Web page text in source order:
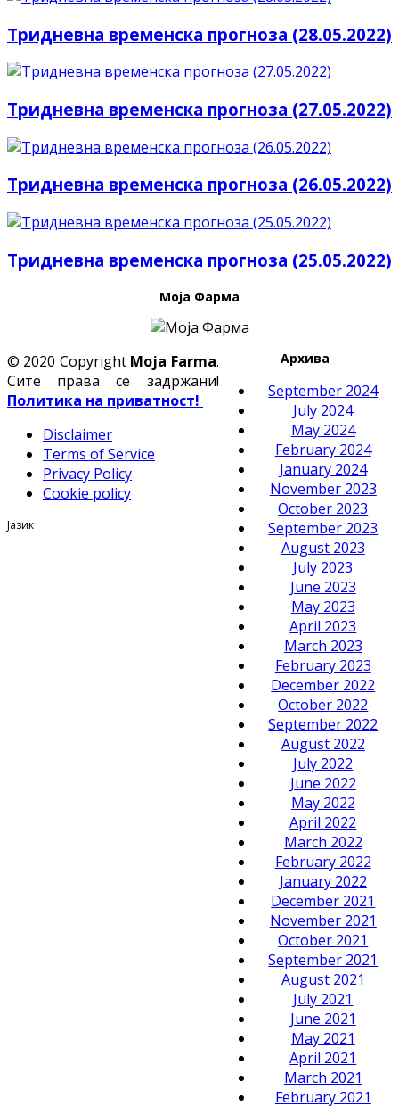
Тридневна временска прогноза (28.05.2022)
Тридневна временска прогноза (27.05.2022)
Тридневна временска прогноза (26.05.2022)
Тридневна временска прогноза (25.05.2022)
Моја Фарма
Архива
September 2024
July 2024
May 2024
February 2024
January 2024
November 2023
October 2023
September 2023
August 2023
July 2023
June 2023
May 2023
April 2023
March 2023
February 2023
December 2022
October 2022
September 2022
August 2022
July 2022
June 2022
May 2022
April 2022
March 2022
February 2022
January 2022
December 2021
November 2021
October 2021
September 2021
August 2021
July 2021
June 2021
May 2021
April 2021
March 2021
February 2021
© 2020 Copyright Moja Farma.
Сите права се задржани!
Политика на приватност!
Disclaimer
Terms of Service
Privacy Policy
Cookie policy
Јазик